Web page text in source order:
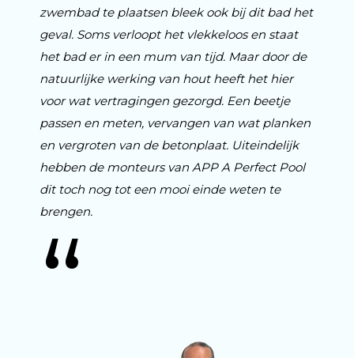
zwembad te plaatsen bleek ook bij dit bad het
geval. Soms verloopt het vlekkeloos en staat
het bad er in een mum van tijd. Maar door de
natuurlijke werking van hout heeft het hier
voor wat vertragingen gezorgd. Een beetje
passen en meten, vervangen van wat planken
en vergroten van de betonplaat. Uiteindelijk
hebben de monteurs van APP A Perfect Pool
dit toch nog tot een mooi einde weten te
brengen.
“